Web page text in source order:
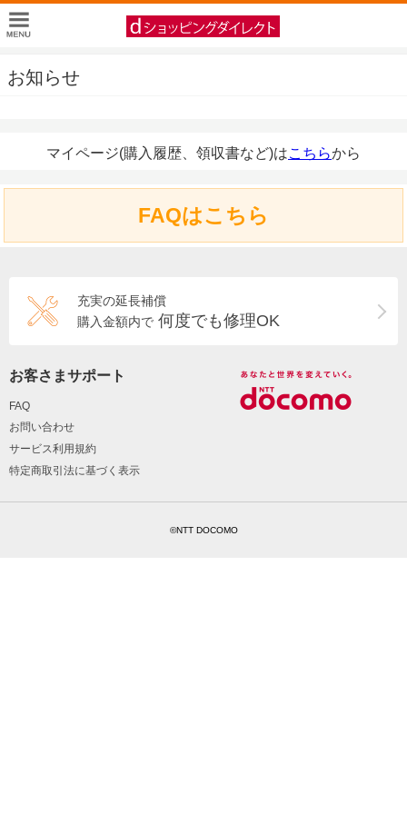
お知らせ
マイページ(購入履歴、領収書など)はこちらから
FAQはこちら
充実の延長補償
購入金額内で 何度でも修理OK
お客さまサポート
FAQ
お問い合わせ
サービス利用規約
特定商取引法に基づく表示
©NTT DOCOMO